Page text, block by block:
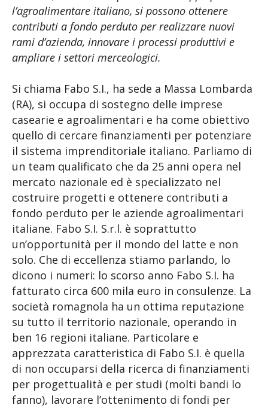
l’agroalimentare italiano, si possono ottenere
contributi a fondo perduto per realizzare nuovi
rami d’azienda, innovare i processi produttivi e
ampliare i settori merceologici.
Si chiama Fabo S.I., ha sede a Massa Lombarda
(RA), si occupa di sostegno delle imprese
casearie e agroalimentari e ha come obiettivo
quello di cercare finanziamenti per potenziare
il sistema imprenditoriale italiano. Parliamo di
un team qualificato che da 25 anni opera nel
mercato nazionale ed è specializzato nel
costruire progetti e ottenere contributi a
fondo perduto per le aziende agroalimentari
italiane. Fabo S.I. S.r.l. è soprattutto
un’opportunità per il mondo del latte e non
solo. Che di eccellenza stiamo parlando, lo
dicono i numeri: lo scorso anno Fabo S.I. ha
fatturato circa 600 mila euro in consulenze. La
società romagnola ha un ottima reputazione
su tutto il territorio nazionale, operando in
ben 16 regioni italiane. Particolare e
apprezzata caratteristica di Fabo S.I. è quella
di non occuparsi della ricerca di finanziamenti
per progettualità e per studi (molti bandi lo
fanno), lavorare l’ottenimento di fondi per